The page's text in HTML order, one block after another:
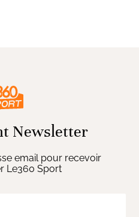
Newsletter
email pour recevoir
Le360 Sport